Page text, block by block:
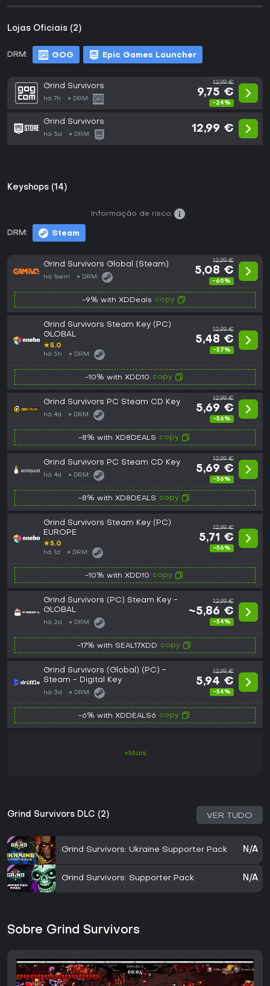
Lojas Oficiais (2)
DRM: GOG Epic Games Launcher
Grind Survivors
há 7h DRM:
12,99 €
9,75 €
-24%
Grind Survivors
há 5d DRM:
12,99 €
Keyshops (14)
DRM: Steam
Informação de risco:
Grind Survivors Global (Steam)
há 1sem DRM:
12,99 €
5,08 €
-60%
-9% with XDDeals copy
Grind Survivors Steam Key (PC)
GLOBAL
★5.0
há 5h DRM:
12,99 €
5,48 €
-57%
-10% with XDD10 copy
Grind Survivors PC Steam CD Key
há 4d DRM:
12,99 €
5,69 €
-56%
-8% with XD8DEALS copy
Grind Survivors PC Steam CD Key
há 4d DRM:
12,99 €
5,69 €
-56%
-8% with XD8DEALS copy
Grind Survivors Steam Key (PC)
EUROPE
★5.0
há 1d DRM:
12,99 €
5,71 €
-56%
-10% with XDD10 copy
Grind Survivors (PC) Steam Key -
GLOBAL
há 2d DRM:
12,99 €
~5,86 €
-54%
-17% with SEAL17XDD copy
Grind Survivors (Global) (PC) -
Steam - Digital Key
há 3d DRM:
12,99 €
5,94 €
-54%
-6% with XDDEALS6 copy
+Mais
Grind Survivors DLC (2) VER TUDO
Grind Survivors: Ukraine Supporter Pack N/A
Grind Survivors: Supporter Pack N/A
Sobre Grind Survivors